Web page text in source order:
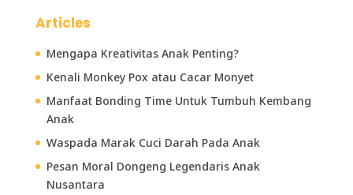
Articles
Mengapa Kreativitas Anak Penting?
Kenali Monkey Pox atau Cacar Monyet
Manfaat Bonding Time Untuk Tumbuh Kembang
Anak
Waspada Marak Cuci Darah Pada Anak
Pesan Moral Dongeng Legendaris Anak
Nusantara